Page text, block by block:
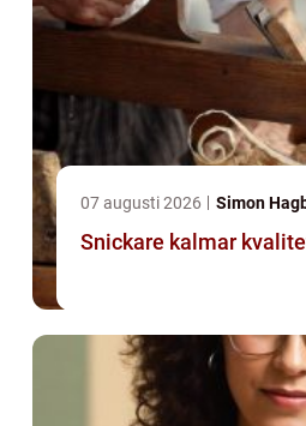
07 augusti 2026 Simon
Snickare